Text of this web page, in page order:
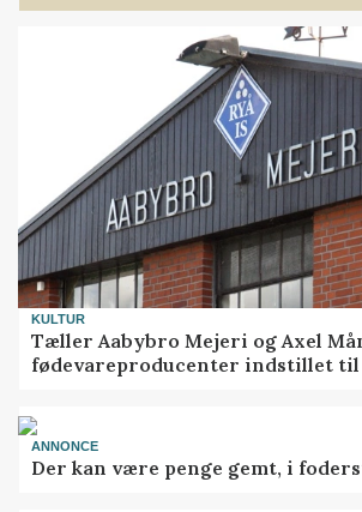
KULTUR
Tæller Aabybro Mejeri og Axel
fødevareproducenter indstillet
ANNONCE
Der kan være penge gemt, i